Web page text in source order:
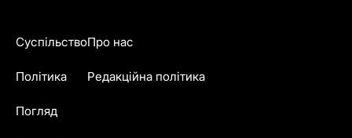
Суспільство
Політика
Погляд
Про нас
Редакційна політика